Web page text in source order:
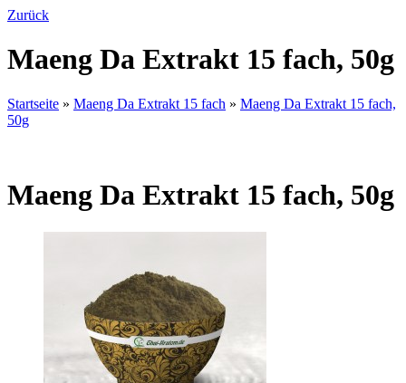
Zurück
Maeng Da Extrakt 15 fach, 50g
Startseite » Maeng Da Extrakt 15 fach » Maeng Da Extrakt 15 fach,
50g
Maeng Da Extrakt 15 fach, 50g